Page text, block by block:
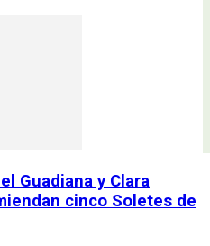
Guadiana y Clara
cinco Soletes de